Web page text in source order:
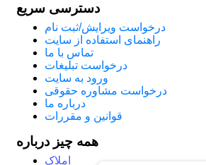
دسترسی سریع
درخواست ویرایش/ثبت نام
راهنمای استفاده از سایت
تماس با ما
درخواست تبلیغات
ورود به سایت
درخواست مشاوره حقوقی
درباره ما
قوانین و مقررات
همه چیز درباره
املاک